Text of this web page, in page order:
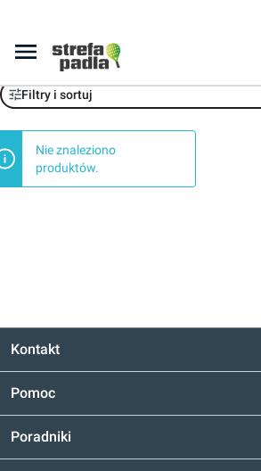
ON (banner)
Filtry i sortuj
Nie znaleziono
produktów.
Kontakt
Pomoc
Poradniki